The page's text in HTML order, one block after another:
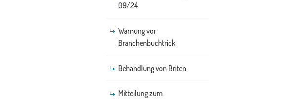
09/24
Warnung vor
Branchenbuchtrick
Behandlung von Briten
Mitteilung zum